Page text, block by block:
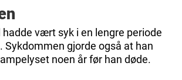
hadde vært syk i en lengre periode
Sykdommen gjorde også at han
noen år før han døde.